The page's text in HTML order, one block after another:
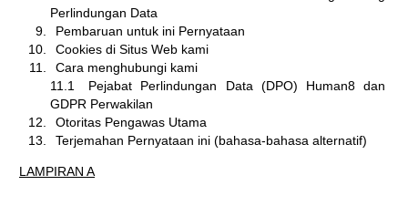
Perlindungan Data
Pembaruan untuk ini Pernyataan
Cookies di Situs Web kami
Cara menghubungi kami
11.1
Pejabat Perlindungan Data (DPO) Human8 dan
GDPR Perwakilan
Otoritas Pengawas Utama
Terjemahan Pernyataan ini (bahasa-bahasa alternatif)
LAMPIRAN A